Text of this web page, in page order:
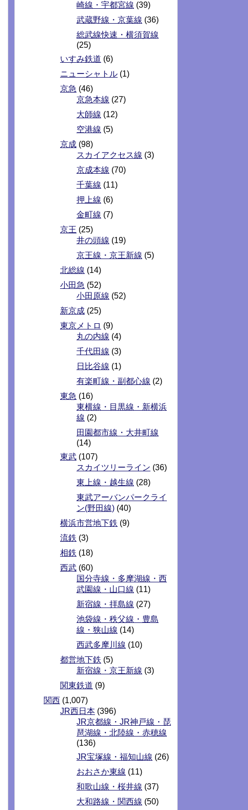
崎線・宇都宮線 (39)
武蔵野線・京葉線 (36)
総武線快速・横須賀線
(25)
いすみ鉄道 (6)
ニューシャトル (1)
京急 (46)
京急本線 (27)
大師線 (12)
空港線 (5)
京成 (98)
スカイアクセス線 (3)
京成本線 (70)
千葉線 (11)
押上線 (6)
金町線 (7)
京王 (25)
井の頭線 (19)
京王線・京王新線 (5)
北総線 (14)
小田急 (52)
小田原線 (52)
新京成 (25)
東京メトロ (9)
丸の内線 (4)
千代田線 (3)
日比谷線 (1)
有楽町線・副都心線 (2)
東急 (16)
東横線・目黒線・新横浜
線 (2)
田園都市線・大井町線
(14)
東武 (107)
スカイツリーライン (36)
東上線・越生線 (28)
東武アーバンパークライ
ン(野田線) (40)
横浜市営地下鉄 (9)
流鉄 (3)
相鉄 (18)
西武 (60)
国分寺線・多摩湖線・西
武園線・山口線 (11)
新宿線・拝島線 (27)
池袋線・秩父線・豊島
線・狭山線 (14)
西武多摩川線 (10)
都営地下鉄 (5)
新宿線・京王新線 (3)
関東鉄道 (9)
関西 (1,007)
JR西日本 (396)
JR京都線・JR神戸線・琵
琶湖線・北陸線・赤穂線
(136)
JR宝塚線・福知山線 (26)
おおさか東線 (11)
和歌山線・桜井線 (37)
大和路線・関西線 (50)